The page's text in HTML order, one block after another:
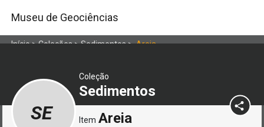
Museu de Geociências
Início>Coleções>Sedimentos>Areia
Coleção
Sedimentos
SE Item Areia